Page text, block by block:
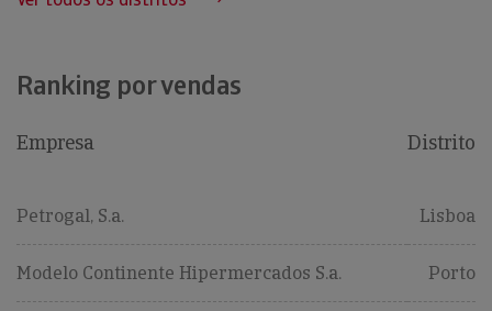
Ranking por vendas
Empresa Distrito
Petrogal, S.a. Lisboa
Modelo Continente Hipermercados S.a. Porto